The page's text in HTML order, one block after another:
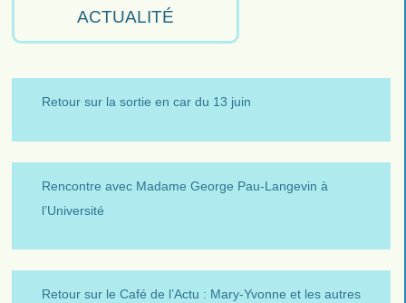
ACTUALITÉ
Retour sur la sortie en car du 13 juin
Rencontre avec Madame George Pau-Langevin à
l’Université
Retour sur le Café de l’Actu : Mary-Yvonne et les autres